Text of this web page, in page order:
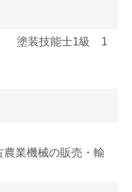
塗装技能士1級 1
業機械の販売・輸